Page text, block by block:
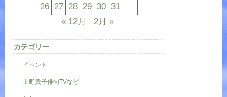
26 27 28 29 30 31
« 12月
2月 »
カテゴリー
イベント
上野貴子俳句TVなど